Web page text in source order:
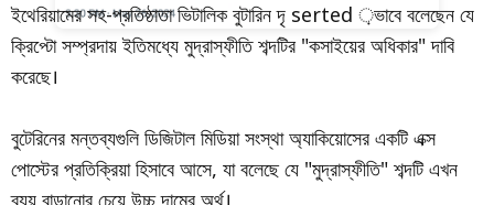
ইথেরিয়ামের সহ-প্রতিষ্ঠাতা ভিটালিক বুটারিন দৃ serted ়ভাবে বলেছেন যে
ক্রিপ্টো সম্প্রদায় ইতিমধ্যে মুদ্রাস্ফীতি শব্দটির "কসাইয়ের অধিকার" দাবি
করেছে।
বুটেরিনের মন্তব্যগুলি ডিজিটাল মিডিয়া সংস্থা অ্যাকিয়োসের একটি এক্স
পোস্টের প্রতিক্রিয়া হিসাবে আসে, যা বলেছে যে "মুদ্রাস্ফীতি" শব্দটি এখন
ব্যয় বাড়ানোর চেয়ে উচ্চ দামের অর্থ।